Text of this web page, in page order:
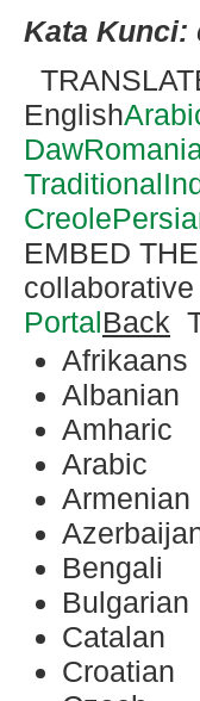
Kata Kunci:
English
Daw
Traditional
Creole
EMBED
PortalBack
Afrikaans
Albanian
Amharic
Arabic
Armenian
Bengali
Bulgarian
Catalan
Croatian